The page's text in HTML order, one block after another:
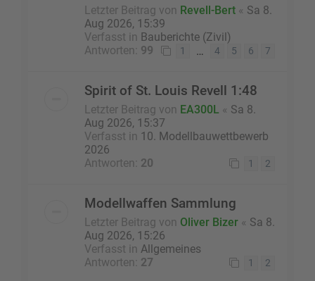
Letzter Beitrag von Revell-Bert « Sa 8.
Aug 2026, 15:39
Verfasst in Bauberichte (Zivil)
Antworten: 99 1 … 4 5 6 7
Spirit of St. Louis Revell 1:48
Letzter Beitrag von EA300L « Sa 8.
Aug 2026, 15:37
Verfasst in 10. Modellbauwettbewerb
2026
Antworten: 20 1 2
Modellwaffen Sammlung
Letzter Beitrag von Oliver Bizer « Sa 8.
Aug 2026, 15:26
Verfasst in Allgemeines
Antworten: 27 1 2